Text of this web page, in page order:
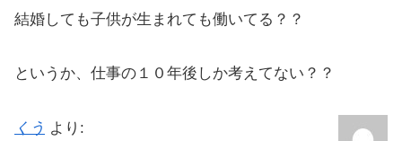
結婚しても子供が生まれても働いてる？？
というか、仕事の１０年後しか考えてない？？
くう より: